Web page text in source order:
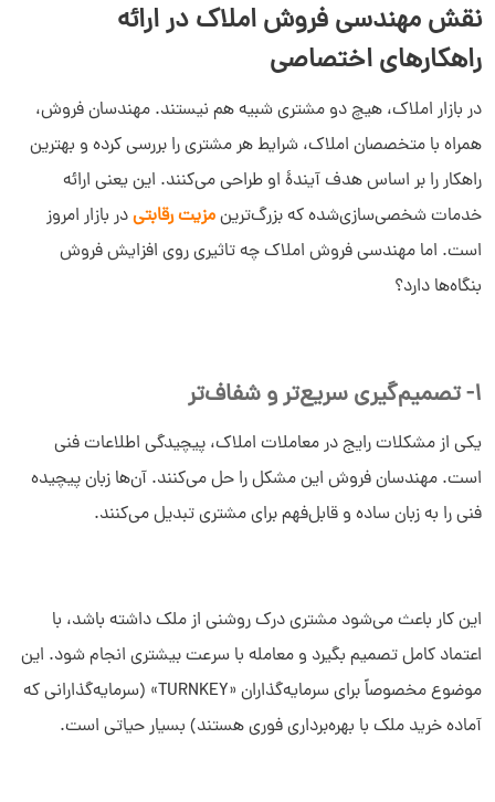
نقش مهندسی فروش املاک در ارائه
راهکارهای اختصاصی
در بازار املاک، هیچ دو مشتری شبیه هم نیستند. مهندسان فروش،
همراه با متخصصان املاک، شرایط هر مشتری را بررسی کرده و بهترین
راهکار را بر اساس هدف آیندۀ او طراحی می‌کنند. این یعنی ارائه
خدمات شخصی‌سازی‌شده که بزرگ‌ترینمزیت رقابتیدر بازار امروز
است. اما مهندسی فروش املاک چه تاثیری روی افزایش فروش
بنگاه‌ها دارد؟
1- تصمیم‌گیری سریع‌تر و شفاف‌تر
یکی از مشکلات رایج در معاملات املاک، پیچیدگی اطلاعات فنی
است. مهندسان فروش این مشکل را حل می‌کنند. آن‌ها زبان پیچیده
فنی را به زبان ساده و قابل‌فهم برای مشتری تبدیل می‌کنند.
این کار باعث می‌شود مشتری درک روشنی از ملک داشته باشد، با
اعتماد کامل تصمیم بگیرد و معامله با سرعت بیشتری انجام شود. این
موضوع مخصوصاً برای سرمایه‌گذاران «TURNKEY» (سرمایه‌گذارانی که
آماده خرید ملک با بهره‌برداری فوری هستند) بسیار حیاتی است.